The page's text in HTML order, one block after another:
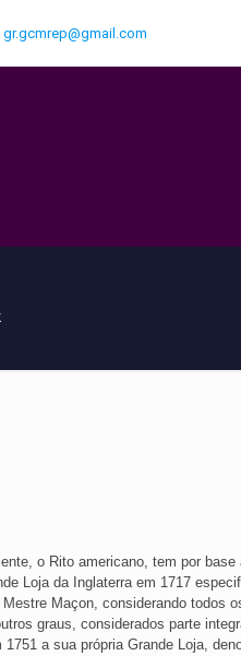
gr.gcmrep@gmail.com
o Rito americano, tem por
Loja da Inglaterra em 1717
Maçon, considerando todos
graus, considerados parte
a sua própria Grande Loja,